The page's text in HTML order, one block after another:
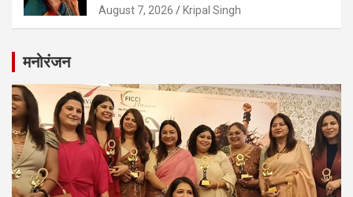
August 7, 2026 Kripal Singh
मनोरंजन